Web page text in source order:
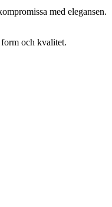
med elegansen.
och kvalitet.